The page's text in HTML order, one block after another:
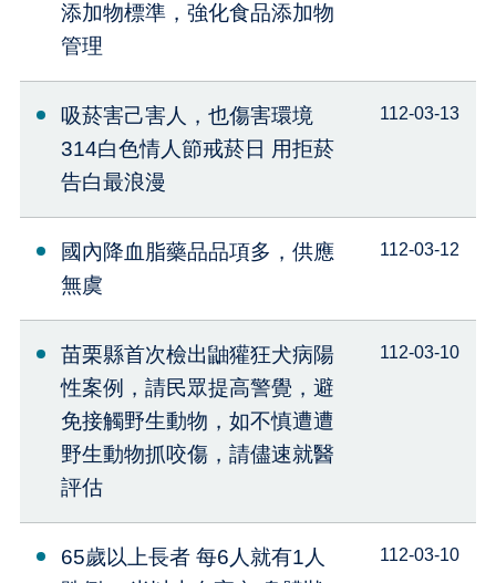
添加物標準，強化食品添加物
管理
吸菸害己害人，也傷害環境
314白色情人節戒菸日 用拒菸
告白最浪漫
112-03-13
國內降血脂藥品品項多，供應
無虞
112-03-12
苗栗縣首次檢出鼬獾狂犬病陽
性案例，請民眾提高警覺，避
免接觸野生動物，如不慎遭遭
野生動物抓咬傷，請儘速就醫
評估
112-03-10
65歲以上長者 每6人就有1人
112-03-10